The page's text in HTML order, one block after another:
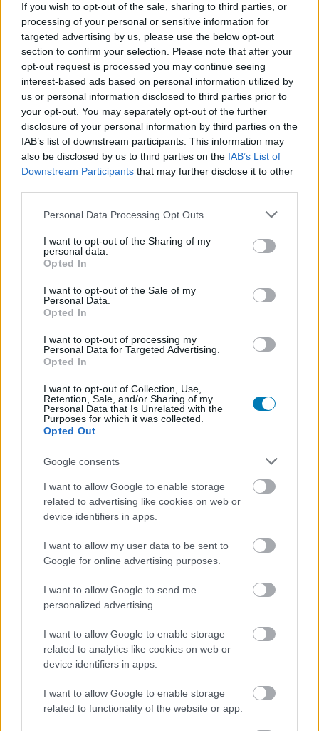
If you wish to opt-out of the sale, sharing to third parties, or
processing of your personal or sensitive information for
targeted advertising by us, please use the below opt-out
section to confirm your selection. Please note that after your
opt-out request is processed you may continue seeing
interest-based ads based on personal information utilized by
us or personal information disclosed to third parties prior to
your opt-out. You may separately opt-out of the further
disclosure of your personal information by third parties on the
IAB’s list of downstream participants. This information may
also be disclosed by us to third parties on the IAB’s List of
Downstream Participants that may further disclose it to other
Please note that this website/app uses one or more Google
not limited to your visit or usage behaviour. You may click to
grant or deny consent to Google and its third-party tags to
use your data for below specified purposes in below Google
consent section.
Personal Data Processing Opt Outs
I want to opt-out of the Sharing of my
personal data.
Opted In
I want to opt-out of the Sale of my
Personal Data.
Opted In
I want to opt-out of processing my
Personal Data for Targeted Advertising.
Opted In
I want to opt-out of Collection, Use,
Retention, Sale, and/or Sharing of my
Personal Data that Is Unrelated with the
Purposes for which it was collected.
Opted Out
Google consents
I want to allow Google to enable storage
related to advertising like cookies on web or
device identifiers in apps.
I want to allow my user data to be sent to
Google for online advertising purposes.
I want to allow Google to send me
personalized advertising.
I want to allow Google to enable storage
related to analytics like cookies on web or
device identifiers in apps.
I want to allow Google to enable storage
related to functionality of the website or app.
2024
Valahol érthető persze, hogy a Blizzard szeretne már
továbblépni és a címszereplő a háttérbe szorítani. Ettől
függetlenül a rajongók mindig várják a felbukkanását,
egyszerűen nem hiányozhat egyetlen részből sem.
Kíváncsiak leszünk rá, hogy aDiablo IV-benmikor jön
majd el ez a pont.
A GameStar YouTube csatornája csak rád vár!
beszélgetések, livestreamek, végigjátszások,
magyar feliratos előzetesek.
SMASH by Meló-Diák: Homok, zene és a nyár legjobb
hangulata – Jön a második forduló! (X)
Július végén folytatódik a balatoni strandröplabda-
sorozat.
#diablo immortal #arpg #mmorpg
Platformok: Android iOS PC
Pofátlanul lemásolta a Tencent